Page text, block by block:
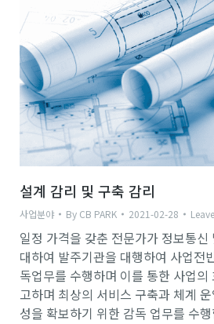
설계 감리 및 구축 감리
사업분야 By CB PARK 2021-02-28
일정 가격을 갖춘 전문가가 정보통신
대하여 발주기관을 대행하여 사업전
독업무를 수행하며 이를 통한 사업의
고하며 최상의 서비스 구축과 체계
성을 확보하기 위한 감독 업무를 수